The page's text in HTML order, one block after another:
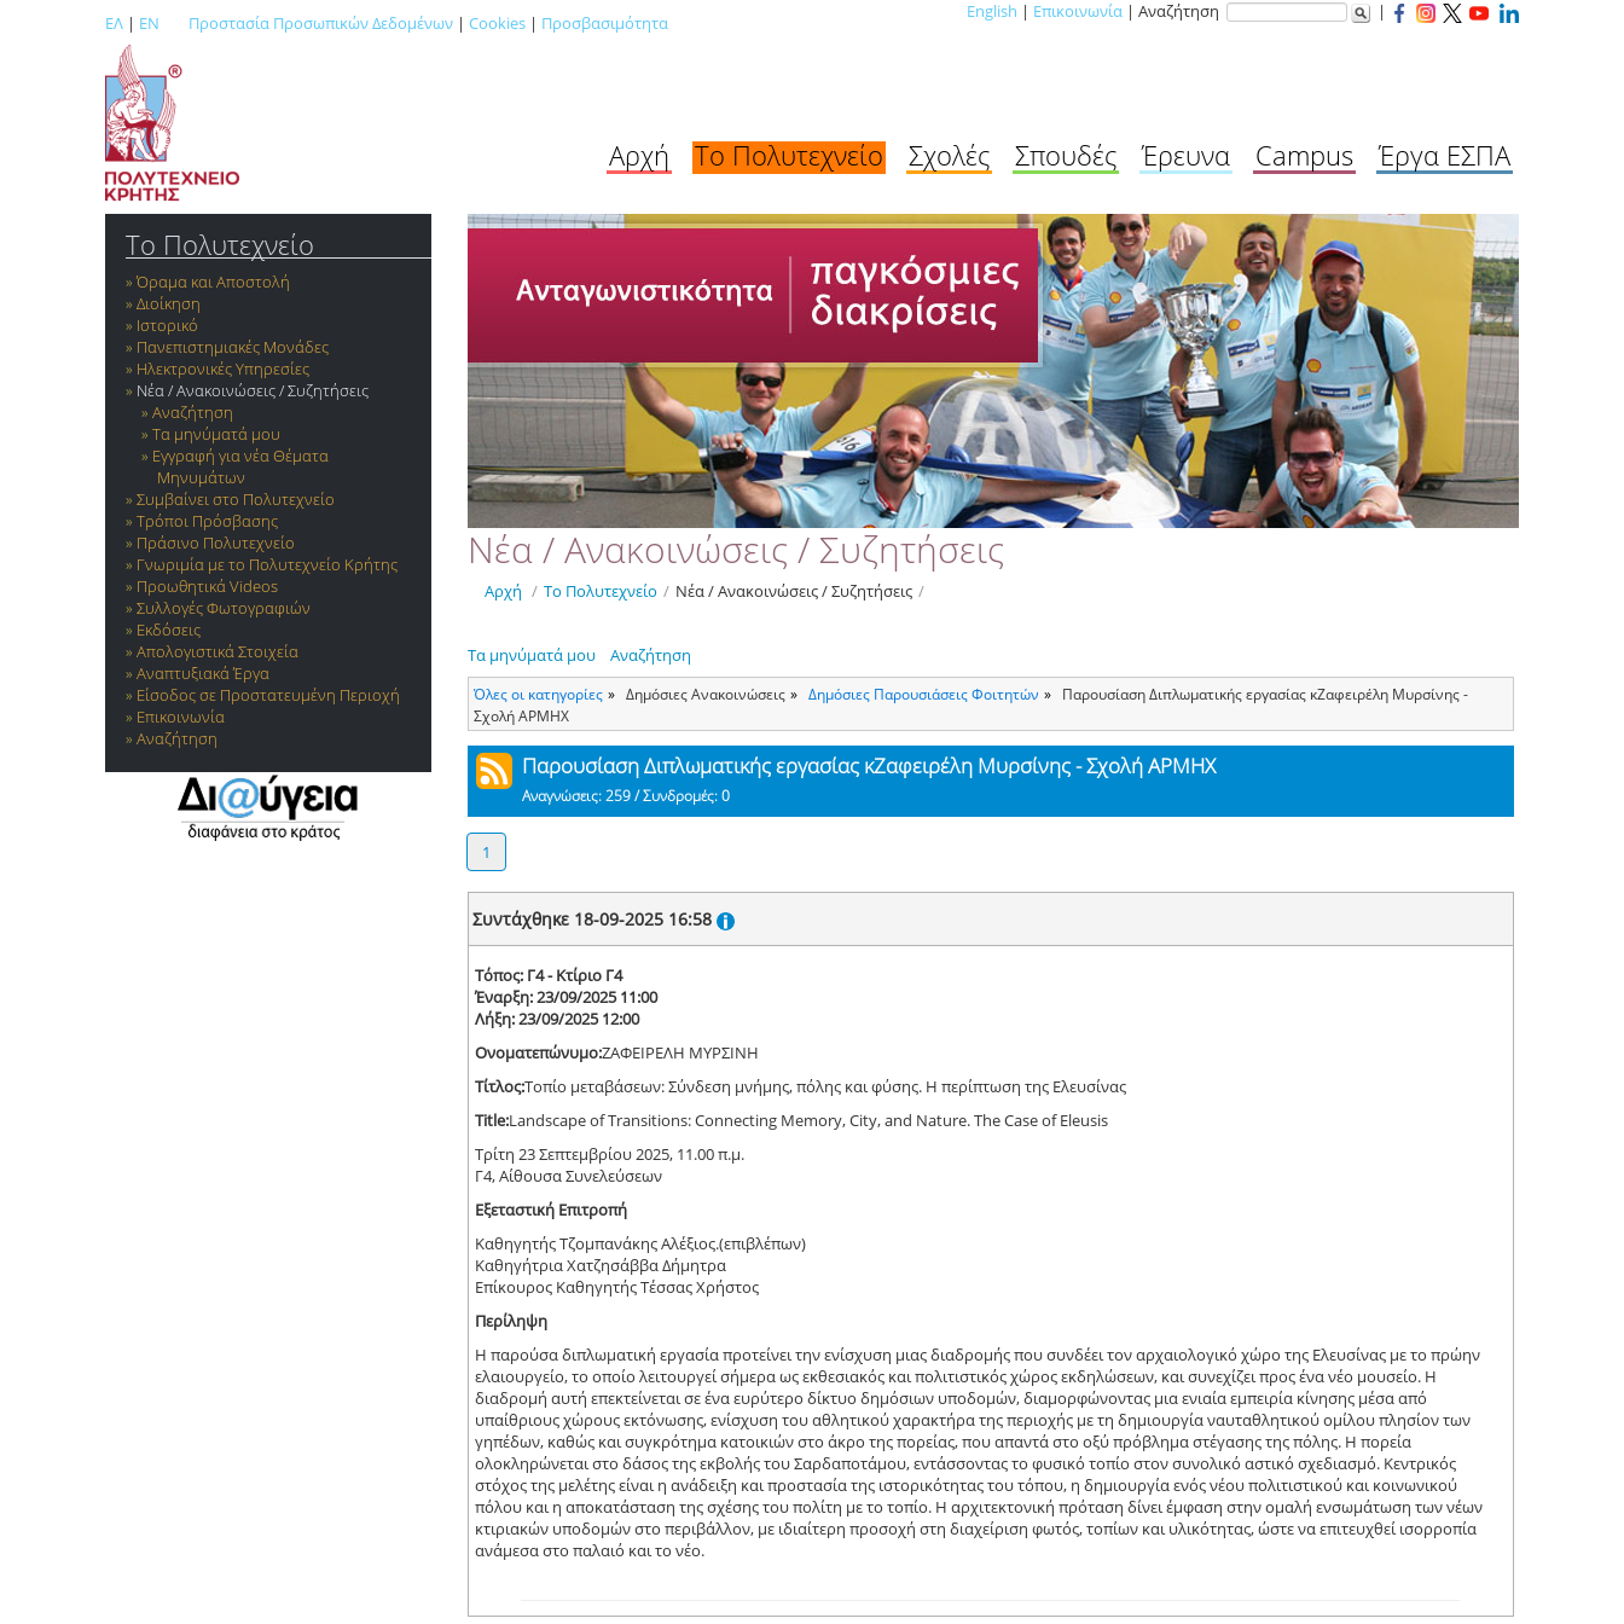
ΕΛ | EN Προστασία Προσωπικών Δεδομένων | Cookies | Προσβασιμότητα
English | Επικοινωνία | Αναζήτηση |
Αρχή Το Πολυτεχνείο Σχολές Σπουδές Έρευνα Campus Έργα ΕΣΠΑ
Το Πολυτεχνείο
Όραμα και Αποστολή
Διοίκηση
Ιστορικό
Πανεπιστημιακές Μονάδες
Ηλεκτρονικές Υπηρεσίες
Νέα / Ανακοινώσεις / Συζητήσεις
Αναζήτηση
Τα μηνύματά μου
Εγγραφή για νέα Θέματα
Μηνυμάτων
Συμβαίνει στο Πολυτεχνείο
Τρόποι Πρόσβασης
Πράσινο Πολυτεχνείο
Γνωριμία με το Πολυτεχνείο Κρήτης
Προωθητικά Videos
Συλλογές Φωτογραφιών
Εκδόσεις
Απολογιστικά Στοιχεία
Αναπτυξιακά Έργα
Είσοδος σε Προστατευμένη Περιοχή
Επικοινωνία
Αναζήτηση
Νέα / Ανακοινώσεις / Συζητήσεις
Αρχή / Το Πολυτεχνείο / Νέα / Ανακοινώσεις / Συζητήσεις /
Τα μηνύματά μου Αναζήτηση
Όλες οι κατηγορίες Δημόσιες Ανακοινώσεις Δημόσιες Παρουσιάσεις Φοιτητών
Παρουσίαση Διπλωματικής εργασίας κΖαφειρέλη Μυρσίνης -
Σχολή ΑΡΜΗΧ
Παρουσίαση Διπλωματικής εργασίας κΖαφειρέλη Μυρσίνης - Σχολή ΑΡΜΗΧ
Αναγνώσεις: 259 / Συνδρομές: 0
1
Συντάχθηκε 18-09-2025 16:58
Τόπος: Γ4 - Κτίριο Γ4
Έναρξη: 23/09/2025 11:00
Λήξη: 23/09/2025 12:00
Ονοματεπώνυμο:ΖΑΦΕΙΡΕΛΗ ΜΥΡΣΙΝΗ
Τίτλος:Τοπίο μεταβάσεων: Σύνδεση μνήμης, πόλης και φύσης. Η περίπτωση της Ελευσίνας
Τitle:Landscape of Transitions: Connecting Memory, City, and Nature. The Case of Eleusis
Τρίτη 23 Σεπτεμβρίου 2025, 11.00 π.μ.
Γ4, Αίθουσα Συνελεύσεων
Εξεταστική Επιτροπή
Καθηγητής Τζομπανάκης Αλέξιος.(επιβλέπων)
Καθηγήτρια Χατζησάββα Δήμητρα
Επίκουρος Καθηγητής Τέσσας Χρήστος
Περίληψη
Η παρούσα διπλωματική εργασία προτείνει την ενίσχυση μιας διαδρομής που συνδέει τον αρχαιολογικό χώρο της Ελευσίνας με το πρώην
ελαιουργείο, το οποίο λειτουργεί σήμερα ως εκθεσιακός και πολιτιστικός χώρος εκδηλώσεων, και συνεχίζει προς ένα νέο μουσείο. Η
διαδρομή αυτή επεκτείνεται σε ένα ευρύτερο δίκτυο δημόσιων υποδομών, διαμορφώνοντας μια ενιαία εμπειρία κίνησης μέσα από
υπαίθριους χώρους εκτόνωσης, ενίσχυση του αθλητικού χαρακτήρα της περιοχής με τη δημιουργία ναυταθλητικού ομίλου πλησίον των
γηπέδων, καθώς και συγκρότημα κατοικιών στο άκρο της πορείας, που απαντά στο οξύ πρόβλημα στέγασης της πόλης. Η πορεία
ολοκληρώνεται στο δάσος της εκβολής του Σαρδαποτάμου, εντάσσοντας το φυσικό τοπίο στον συνολικό αστικό σχεδιασμό. Κεντρικός
στόχος της μελέτης είναι η ανάδειξη και προστασία της ιστορικότητας του τόπου, η δημιουργία ενός νέου πολιτιστικού και κοινωνικού
πόλου και η αποκατάσταση της σχέσης του πολίτη με το τοπίο. Η αρχιτεκτονική πρόταση δίνει έμφαση στην ομαλή ενσωμάτωση των νέων
κτιριακών υποδομών στο περιβάλλον, με ιδιαίτερη προσοχή στη διαχείριση φωτός, τοπίων και υλικότητας, ώστε να επιτευχθεί ισορροπία
ανάμεσα στο παλαιό και το νέο.